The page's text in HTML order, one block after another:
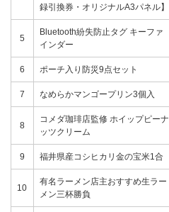
録引換券・オリジナルA3パネル】
5
Bluetooth紛失防止タグ キーファ
インダー
6 ポーチ入り防災9点セット
7 なめらかマンゴープリン3個入
8
コメダ珈琲店監修 ホイップピーナ
ッツクリーム
9 福井県産コシヒカリ金の宝米1合
10
有名ラーメン店主おすすめ生ラー
メン三杯勝負